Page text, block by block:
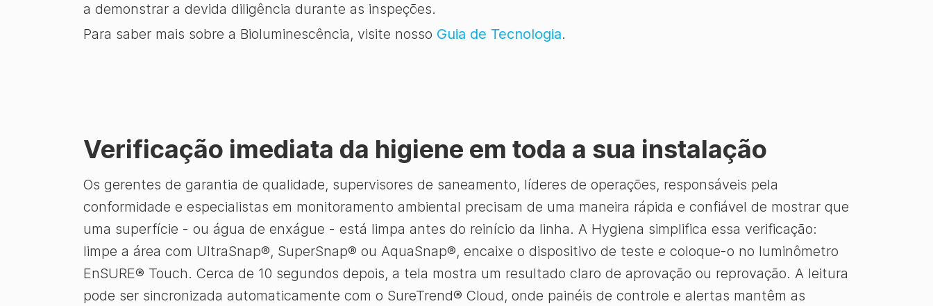
a demonstrar a devida diligência durante as inspeções.
Para saber mais sobre a Bioluminescência, visite nosso Guia de Tecnologia.
Verificação imediata da higiene em toda a sua instalação
Os gerentes de garantia de qualidade, supervisores de saneamento, líderes de operações, responsáveis pela
conformidade e especialistas em monitoramento ambiental precisam de uma maneira rápida e confiável de mostrar que
uma superfície - ou água de enxágue - está limpa antes do reinício da linha. A Hygiena simplifica essa verificação:
limpe a área com UltraSnap®, SuperSnap® ou AquaSnap®, encaixe o dispositivo de teste e coloque-o no luminômetro
EnSURE® Touch. Cerca de 10 segundos depois, a tela mostra um resultado claro de aprovação ou reprovação. A leitura
pode ser sincronizada automaticamente com o SureTrend® Cloud, onde painéis de controle e alertas mantêm as